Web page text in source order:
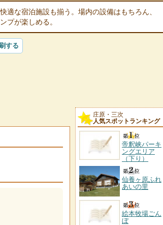
適な宿泊施設も揃う。場内の設備はもちろん、
プが楽しめる。
する
庄原・三次
人気スポットランキング
帝釈峡パーキ
ングエリア
（下り）
仙養ヶ原ふれ
あいの里
絵本牧場ごん
ぼ